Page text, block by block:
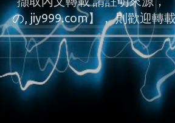
の, jiy999.com】， 則歡迎轉
P